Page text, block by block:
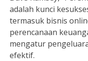
adalah kunci
termasuk bisnis
perencanaan
mengatur
efektif.